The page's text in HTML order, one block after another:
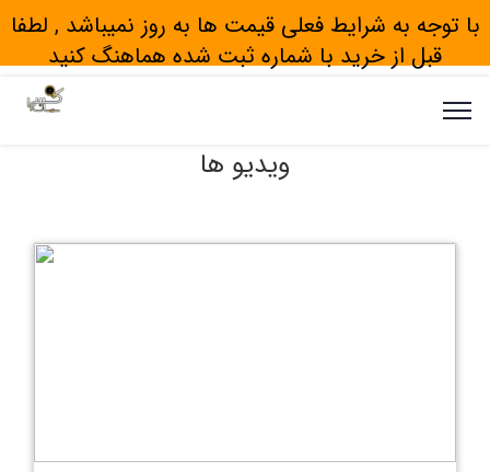
با توجه به شرایط فعلی قیمت ها به روز نمیباشد , لطفا
قبل از خرید با شماره ثبت شده هماهنگ کنید
ویدیو ها